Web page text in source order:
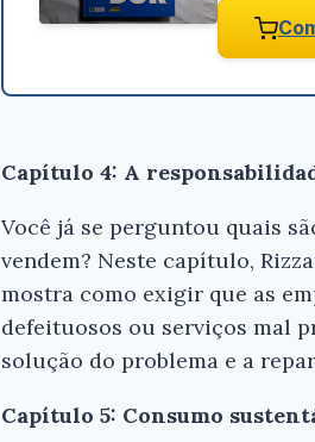
Capítulo 4: A
Você já se perguntou quais
vendem? Neste capítulo,
mostra como exigir que as
defeituosos ou serviços mal
solução do problema e a
Capítulo 5: Consumo